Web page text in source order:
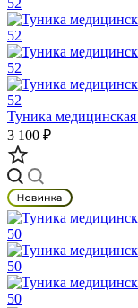
Туника
3 100 ₽